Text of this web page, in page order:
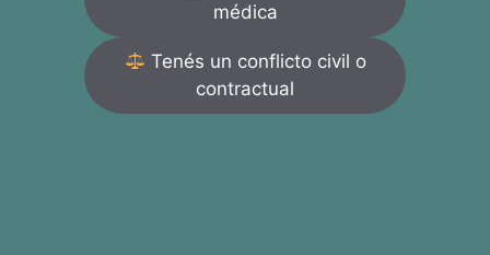
médica
Tenés un conflicto civil o
contractual